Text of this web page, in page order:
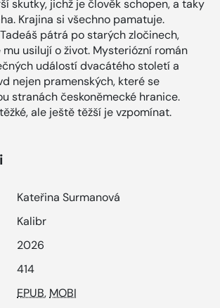
skutky, jichž je člověk schopen, a taky
Krajina si všechno pamatuje.
pátrá po starých zločinech,
usilují o život. Mysteriózní román
událostí dvacátého století a
nejen pramenských, které se
stranách českoněmecké hranice.
ale ještě těžší je vzpomínat.
Kateřina Surmanová
Kalibr
2026
414
EPUB, MOBI